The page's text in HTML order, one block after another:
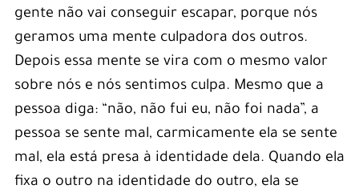
gente não vai conseguir escapar, porque nós
geramos uma mente culpadora dos outros.
Depois essa mente se vira com o mesmo valor
sobre nós e nós sentimos culpa. Mesmo que a
pessoa diga: “não, não fui eu, não foi nada”, a
pessoa se sente mal, carmicamente ela se sente
mal, ela está presa à identidade dela. Quando ela
fixa o outro na identidade do outro, ela se